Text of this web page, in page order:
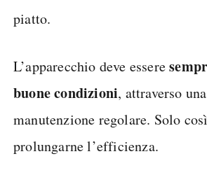
piatto.
L’apparecchio deve essere
buone condizioni, attraverso
manutenzione regolare. Solo
prolungarne l’efficienza.